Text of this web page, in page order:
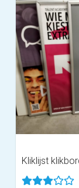
Kliklijst